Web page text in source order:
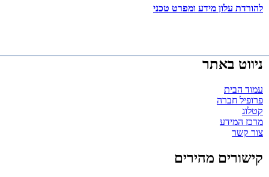
להורדת עלון מידע ומפרט טכני
ניווט באתר
עמוד הבית
פרופיל חברה
קטלוג
מרכז המידע
צור קשר
קישורים מהירים